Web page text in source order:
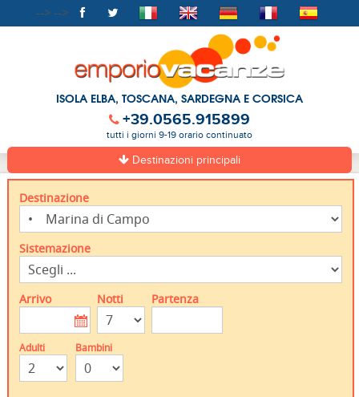
--> -->
ISOLA ELBA, TOSCANA, SARDEGNA E CORSICA
+39.0565.915899
tutti i giorni 9-19 orario continuato
Destinazioni principali
Destinazione
Sistemazione
Arrivo Notti Partenza
Adulti Bambini